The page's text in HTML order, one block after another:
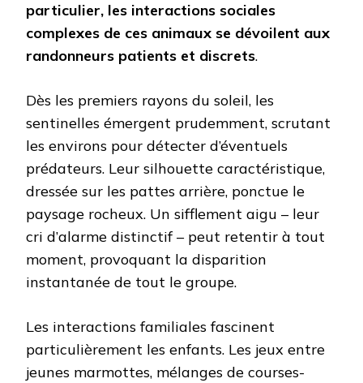
particulier, les interactions sociales
complexes de ces animaux se dévoilent aux
randonneurs patients et discrets.
Dès les premiers rayons du soleil, les
sentinelles émergent prudemment, scrutant
les environs pour détecter d’éventuels
prédateurs. Leur silhouette caractéristique,
dressée sur les pattes arrière, ponctue le
paysage rocheux. Un sifflement aigu – leur
cri d’alarme distinctif – peut retentir à tout
moment, provoquant la disparition
instantanée de tout le groupe.
Les interactions familiales fascinent
particulièrement les enfants. Les jeux entre
jeunes marmottes, mélanges de courses-